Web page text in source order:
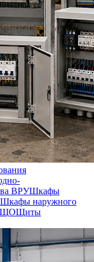
ВРУШкафы
Шкафы наружного
ЩОЩиты